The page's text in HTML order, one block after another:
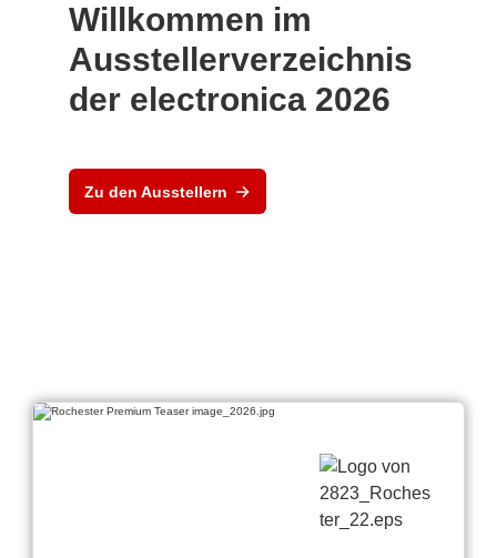
Willkommen im
Ausstellerverzeichnis
der electronica 2026
Zu den Ausstellern